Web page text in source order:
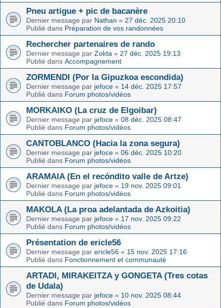
Pneu artigue + pic de bacanère
Dernier message par Nathan « 27 déc. 2025 20:10
Publié dans Préparation de vos randonnées
Rechercher partenaires de rando
Dernier message par Zokta « 27 déc. 2025 19:13
Publié dans Accompagnement
ZORMENDI (Por la Gipuzkoa escondida)
Dernier message par jefoce « 14 déc. 2025 17:57
Publié dans Forum photos/vidéos
MORKAIKO (La cruz de Elgoibar)
Dernier message par jefoce « 08 déc. 2025 08:47
Publié dans Forum photos/vidéos
CANTOBLANCO (Hacia la zona segura)
Dernier message par jefoce « 06 déc. 2025 10:20
Publié dans Forum photos/vidéos
ARAMAIA (En el recóndito valle de Artze)
Dernier message par jefoce « 19 nov. 2025 09:01
Publié dans Forum photos/vidéos
MAKOLA (La proa adelantada de Azkoitia)
Dernier message par jefoce « 17 nov. 2025 09:22
Publié dans Forum photos/vidéos
Présentation de ericle56
Dernier message par ericle56 « 15 nov. 2025 17:16
Publié dans Fonctionnement et communauté
ARTADI, MIRAKEITZA y GONGETA (Tres cotas
de Udala)
Dernier message par jefoce « 10 nov. 2025 08:44
Publié dans Forum photos/vidéos